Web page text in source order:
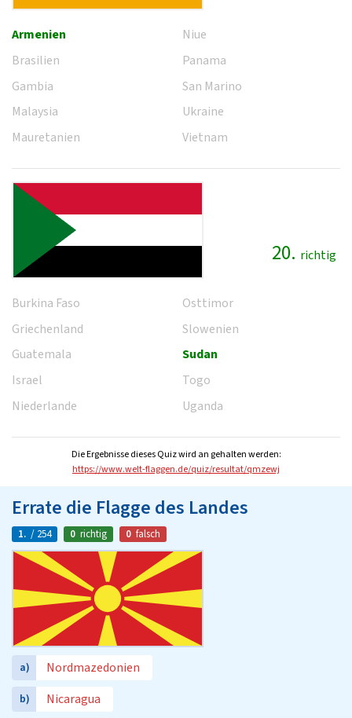
Armenien
Brasilien
Gambia
Malaysia
Mauretanien
Niue
Panama
San Marino
Ukraine
Vietnam
20. richtig
Burkina Faso
Griechenland
Guatemala
Israel
Niederlande
Osttimor
Slowenien
Sudan
Togo
Uganda
Die Ergebnisse dieses Quiz wird an gehalten werden:
https://www.welt-flaggen.de/quiz/resultat/qmzewj
Errate die Flagge des Landes
1. / 254 0 richtig 0 falsch
a) Nordmazedonien
b) Nicaragua